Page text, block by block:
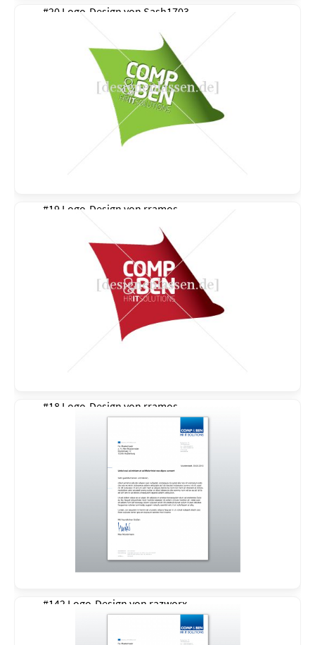
#20 Logo-Design von Sash1703
#19 Logo-Design von rramos
#18 Logo-Design von rramos
#142 Logo-Design von razworx